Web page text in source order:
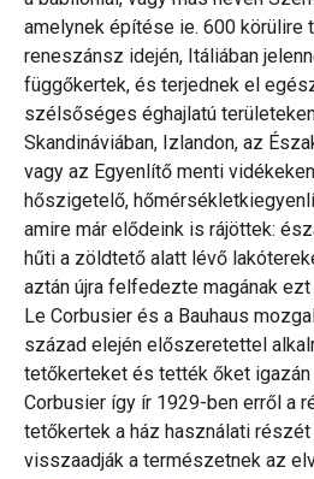
amelynek építése ie. 600 körülire
reneszánsz idején, Itáliában
függőkertek, és terjednek el
szélsőséges éghajlatú
Skandináviában, Izlandon, az
vagy az Egyenlítő menti
hőszigetelő,
amire már elődeink is rájöttek:
hűti a zöldtető alatt lévő
aztán újra felfedezte magának
Le Corbusier és a Bauhaus
század elején előszeretettel
tetőkerteket és tették őket
Corbusier így ír 1929-ben erről a
tetőkertek a ház használati
visszaadják a természetnek az